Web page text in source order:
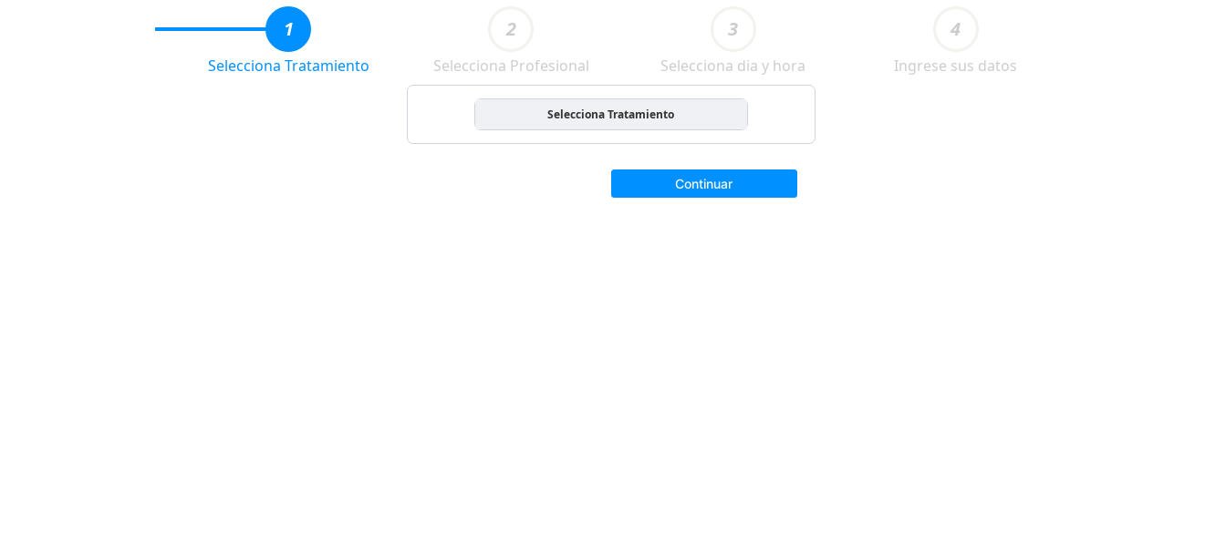
1
Selecciona Tratamiento
2
Selecciona Profesional
3
Selecciona dia y hora
4
Ingrese sus datos
Selecciona Tratamiento
Continuar